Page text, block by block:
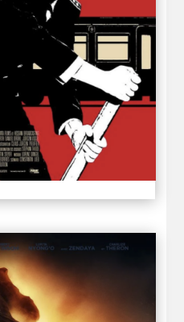
BERLIN